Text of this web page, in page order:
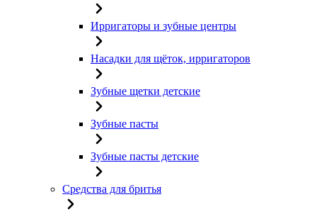
Ирригаторы и зубные центры
Насадки для щёток, ирригаторов
Зубные щетки детские
Зубные пасты
Зубные пасты детские
Средства для бритья